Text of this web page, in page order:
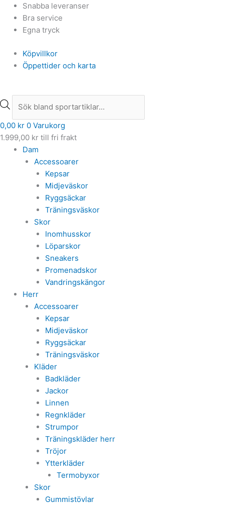
Hoppa
innehåll
Snabba leveranser
Bra service
Egna tryck
Köpvillkor
Öppettider och karta
Products
search
0,00 kr 0 Varukorg
1.999,00 kr till fri frakt
Dam
Accessoarer
Kepsar
Midjeväskor
Ryggsäckar
Träningsväskor
Skor
Inomhusskor
Löparskor
Sneakers
Promenadskor
Vandringskängor
Herr
Accessoarer
Kepsar
Midjeväskor
Ryggsäckar
Träningsväskor
Kläder
Badkläder
Jackor
Linnen
Regnkläder
Strumpor
Träningskläder herr
Tröjor
Ytterkläder
Termobyxor
Skor
Gummistövlar
Products
search